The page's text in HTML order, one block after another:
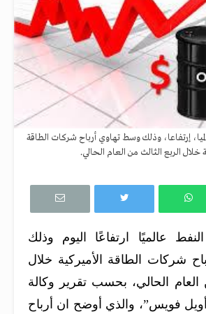
إرتفاعا، وذلك وسط تهاوي أرباح شركات الطاقة
خلال الربع الثالث من العام الحالي.
عالميًا ارتفاعًا اليوم وذلك
شركات الطاقة الأميركية خلال
الحالي، بحسب تقرير وكالة
“أويل فويس”، والذي أوضح ان أرباح